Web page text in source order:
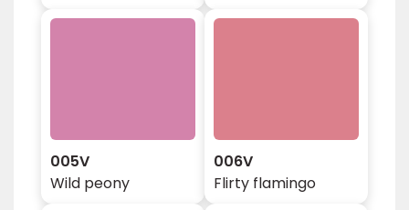
005V
Wild peony
006V
Flirty flamingo